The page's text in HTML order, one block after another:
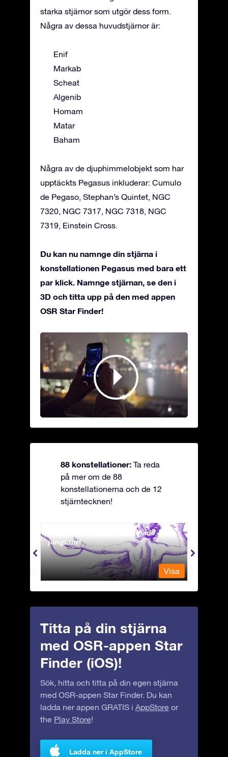
starka stjärnor som utgör dess form.
Några av dessa huvudstjärnor är:
Enif
Markab
Scheat
Algenib
Homam
Matar
Baham
Några av de djuphimmelobjekt som har
upptäckts Pegasus inkluderar: Cumulo
de Pegaso, Stephan’s Quintet, NGC
7320, NGC 7317, NGC 7318, NGC
7319, Einstein Cross.
Du kan nu namnge din stjärna i
konstellationen Pegasus med bara ett
par klick. Namnge stjärnan, se den i
3D och titta upp på den med appen
OSR Star Finder!
88 konstellationer: Ta reda
på mer om de 88
konstellationerna och de 12
stjärntecknen!
Andromeda - Den fastkedjade
jungfrun
Visa
Titta på din stjärna
med OSR-appen Star
Finder (iOS)!
Sök, hitta och titta på din egen stjärna
med OSR-appen Star Finder. Du kan
ladda ner appen GRATIS i AppStore or
the Play Store!
Ladda ner i AppStore